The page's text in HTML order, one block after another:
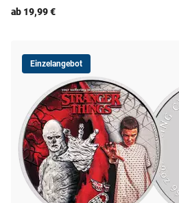
ab 19,99 €
Einzelangebot